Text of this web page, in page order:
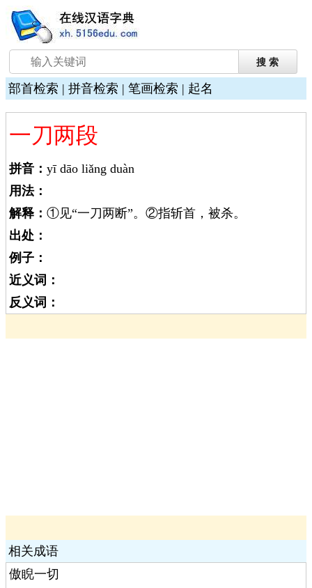
部首检索 | 拼音检索 | 笔画检索 | 起名
一刀两段
拼音： yī dāo liǎng duàn
用法：
解释： ①见“一刀两断”。②指斩首，被杀。
出处：
例子：
近义词：
反义词：
相关成语
傲睨一切